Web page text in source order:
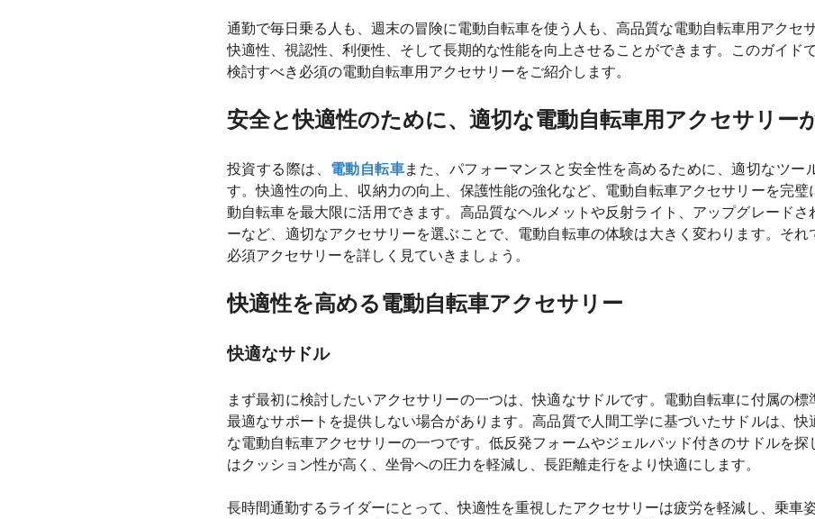
通勤で毎日乗る人も、週末の冒険に電動自転車を使う人も、高品質な電動自転車用アクセ
快適性、視認性、利便性、そして長期的な性能を向上させることができます。このガイド
検討すべき必須の電動自転車用アクセサリーをご紹介します。
安全と快適性のために、適切な電動自転車用アクセサリー
投資する際は、 電動自転車 また、パフォーマンスと安全性を高めるために、適切なツー
す。快適性の向上、収納力の向上、保護性能の強化など、電動自転車アクセサリーを完璧
動自転車を最大限に活用できます。高品質なヘルメットや反射ライト、アップグレードさ
ーなど、適切なアクセサリーを選ぶことで、電動自転車の体験は大きく変わります。それ
必須アクセサリーを詳しく見ていきましょう。
快適性を高める電動自転車アクセサリー
快適なサドル
まず最初に検討したいアクセサリーの一つは、快適なサドルです。電動自転車に付属の標
最適なサポートを提供しない場合があります。高品質で人間工学に基づいたサドルは、快
な電動自転車アクセサリーの一つです。低反発フォームやジェルパッド付きのサドルを探
はクッション性が高く、坐骨への圧力を軽減し、長距離走行をより快適にします。
長時間通勤するライダーにとって、快適性を重視したアクセサリーは疲労を軽減し、乗車